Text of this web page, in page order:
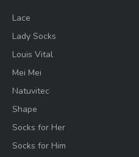
Lace
Lady Socks
Louis Vital
Mei Mei
Natuvitec
Shape
Socks for Her
Socks for Him